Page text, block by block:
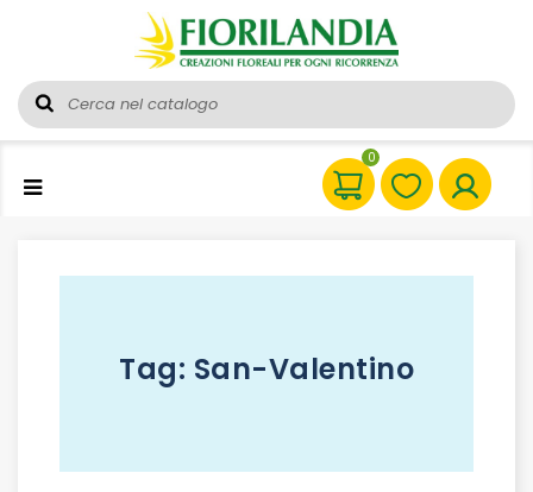
0
Tag: San-Valentino